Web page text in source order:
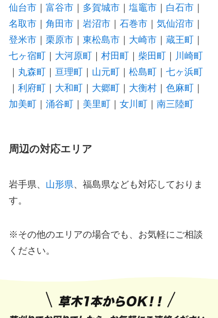
仙台市｜ 富谷市｜ 多賀城市｜ 塩竈市｜ 白石市｜
名取市｜ 角田市｜ 岩沼市｜ 石巻市｜ 気仙沼市｜
登米市｜ 栗原市｜ 東松島市｜ 大崎市｜ 蔵王町｜
七ヶ宿町｜ 大河原町｜ 村田町｜ 柴田町｜
川崎町
丸森町｜ 亘理町｜ 山元町｜ 松島町｜ 七ヶ浜町
利府町｜ 大和町｜ 大郷町｜ 大衡村｜ 色麻町｜
加美町｜ 涌谷町｜ 美里町｜ 女川町｜ 南三陸町
周辺の対応エリア
岩手県、 山形県、福島県なども対応しておりま
す。
※その他のエリアの場合でも、お気軽にご相談
ください。